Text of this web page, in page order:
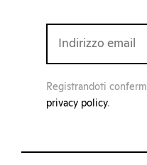
Registrandoti
privacy policy.